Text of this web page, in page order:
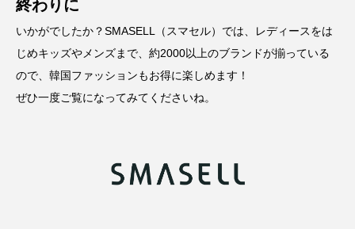
終わりに
いかがでしたか？SMASELL（スマセル）では、レディースをは
じめキッズやメンズまで、約2000以上のブランドが揃っている
ので、韓国ファッションもお得に楽しめます！
ぜひ一度ご覧になってみてくださいね。